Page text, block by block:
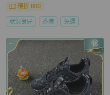
現折 800
狀況良好 香港 免運